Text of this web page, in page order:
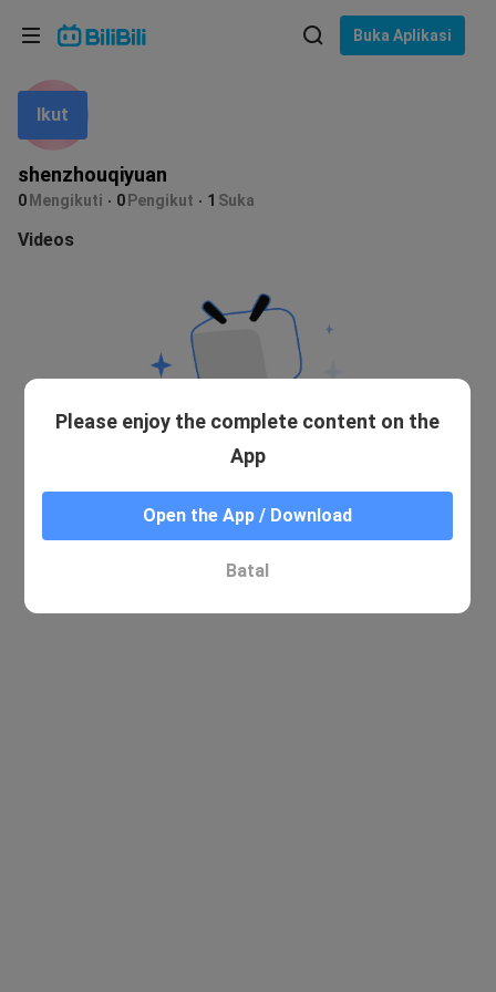
Buka Aplikasi
shenzhouqiyuan
0 Mengikuti 0 Pengikut 1 Suka
Ikut
Videos
Please enjoy the complete content on the
App
Open the App / Download
Batal
Bahasa: Bahasa Melayu
In
Pilih bahasa
English
ภาษาไทย
Tiếng Việt